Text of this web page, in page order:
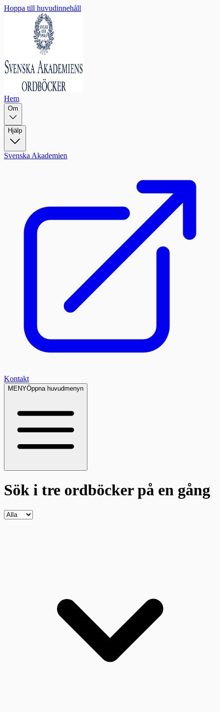
Hoppa till huvudinnehåll
Hem
Om
Hjälp
Svenska Akademien
Kontakt
MENYÖppna huvudmenyn
Sök i tre ordböckerpå en gång